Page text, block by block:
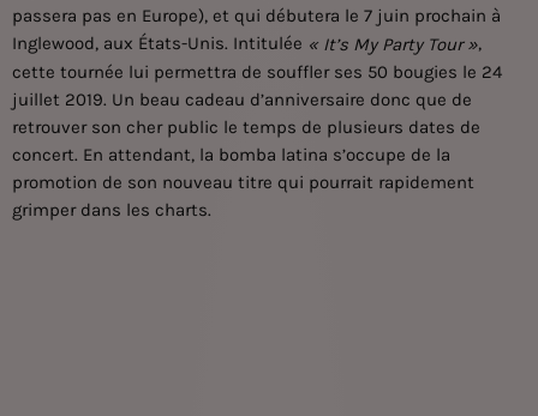
passera pas en Europe), et qui débutera le 7 juin prochain à
Inglewood, aux États-Unis. Intitulée « It’s My Party Tour »,
cette tournée lui permettra de souffler ses 50 bougies le 24
juillet 2019. Un beau cadeau d’anniversaire donc que de
retrouver son cher public le temps de plusieurs dates de
concert. En attendant, la bomba latina s’occupe de la
promotion de son nouveau titre qui pourrait rapidement
grimper dans les charts.